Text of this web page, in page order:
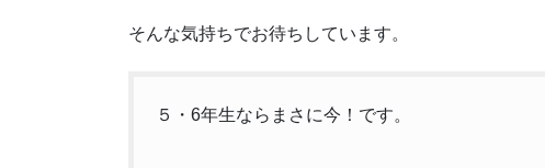
そんな気持ちでお待ちしています。
５・6年生ならまさに今！です。